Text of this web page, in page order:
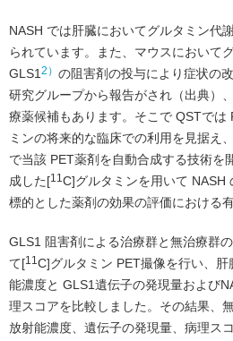
NASH では肝臓においてグルタミン代
られています。また、マウスにおいて
GLS1 2） の阻害剤の投与により症状の
研究グループから報告がされ（出典）
療薬候補もあります。そこで QSTでは
ミンの将来的な臨床での利用を見据え
で当該 PET薬剤を自動合成する技術を
成した[11C]グルタミンを用いて NASH
標的とした薬剤の効果の評価における
GLS1 阻害剤による治療群と無治療群
て[11C]グルタミン PET撮像を行い、
能濃度と GLS1遺伝子の発現量および
理スコアを比較しました。その結果、
放射能濃度、遺伝子の発現量、病理ス